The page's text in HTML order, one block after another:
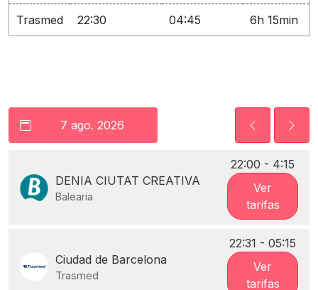
Trasmed 22:30 04:45 6h 15min
DENIA CIUTAT CREATIVA
Balearia
22:00 - 4:15
Ver
tarifas
Ciudad de Barcelona
Trasmed
22:31 - 05:15
Ver
tarifas